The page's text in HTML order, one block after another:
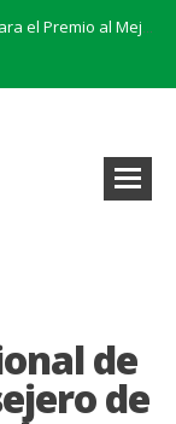
Abierto el plazo de solicitudes para el Premio al Mejor Trabajo de la Cátedra INERCO 2024
de
de